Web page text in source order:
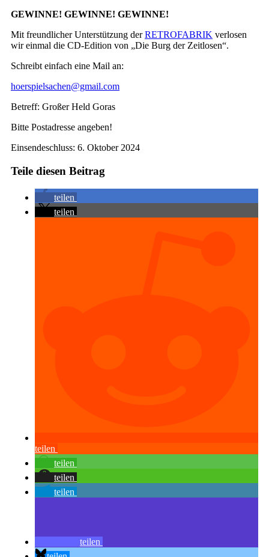
GEWINNE! GEWINNE! GEWINNE!
Mit freundlicher Unterstützung derRETROFABRIK verlosen
wir einmal die CD-Edition von „Die Burg der Zeitlosen“.
Schreibt einfach eine Mail an:
hoerspielsachen@gmail.com
Betreff: Großer Held Goras
Bitte Postadresse angeben!
Einsendeschluss: 6. Oktober 2024
Teile diesen Beitrag
teilen
teilen
teilen
teilen
teilen
teilen
teilen